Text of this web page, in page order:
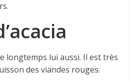
longtemps lui aussi. Il est très
des viandes rouges.